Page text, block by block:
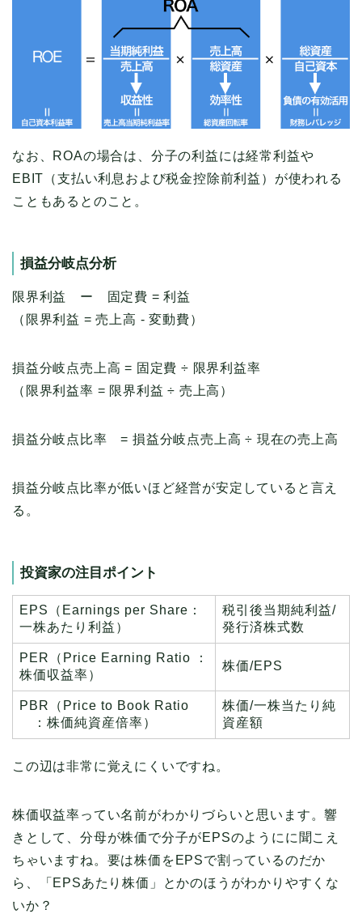
なお、ROAの場合は、分子の利益には経常利益や
EBIT（支払い利息および税金控除前利益）が使われる
こともあるとのこと。
損益分岐点分析
限界利益 ー 固定費 = 利益
（限界利益 = 売上高 - 変動費）
損益分岐点売上高 = 固定費 ÷ 限界利益率
（限界利益率 = 限界利益 ÷ 売上高）
損益分岐点比率 = 損益分岐点売上高 ÷ 現在の売上高
損益分岐点比率が低いほど経営が安定していると言え
る。
投資家の注目ポイント
EPS（Earnings per Share：
一株あたり利益）
税引後当期純利益/
発行済株式数
PER（Price Earning Ratio ：
株価収益率）
株価/EPS
PBR（Price to Book Ratio
：株価純資産倍率）
株価/一株当たり純
資産額
この辺は非常に覚えにくいですね。
株価収益率ってい名前がわかりづらいと思います。響
きとして、分母が株価で分子がEPSのようにに聞こえ
ちゃいますね。要は株価をEPSで割っているのだか
ら、「EPSあたり株価」とかのほうがわかりやすくな
いか？